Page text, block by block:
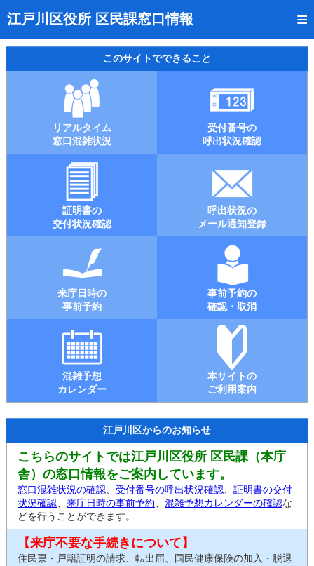
江戸川区役所 区民課窓口情報
トップページ
リアルタイム窓口混雑状況
受付番号の呼出状況確認
証明書の交付状況確認
呼出状況のメール通知登録
来庁日時の事前予約
事前予約の確認・取消
混雑予想カレンダー
本サイトのご利用案内
このサイトでできること
リアルタイム
窓口混雑状況
受付番号の
呼出状況確認
証明書の
交付状況確認
呼出状況の
メール通知登録
来庁日時の
事前予約
事前予約の
確認・取消
混雑予想
カレンダー
本サイトの
ご利用案内
江戸川区からのお知らせ
こちらのサイトでは江戸川区役所 区民課（本庁
舎）の窓口情報をご案内しています。
窓口混雑状況の確認 受付番号の呼出状況確認
証明書の交付
状況確認
来庁日時の事前予約 混雑予想カレンダーの確認な
どを行うことができます。
【来庁不要な手続きについて】
住民票・戸籍証明の請求、転出届、国民健康保険の加入・脱退